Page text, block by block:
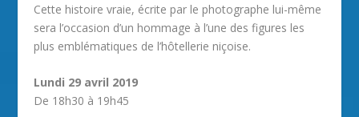
Cette histoire vraie, écrite par le photographe lui-même
sera l’occasion d’un hommage à l’une des figures les
plus emblématiques de l’hôtellerie niçoise.
Lundi 29 avril 2019
De 18h30 à 19h45